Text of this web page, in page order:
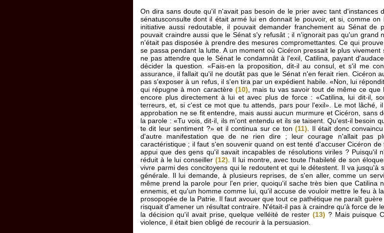
On dira sans doute qu'il n'avait pas besoin de le prier avec tant d'instances
sénatusconsulte dont il était armé lui en donnait le pouvoir, et si, comme
initiative aussi redoutable, il pouvait demander franchement au Sénat de
pouvait craindre aussi que le Sénat s'y refusât ; il n'ignorait pas qu'un grand
n'était pas disposée à prendre des mesures compromettantes. Ce qui
se passa pendant la lutte. A un moment où Cicéron pressait le plus
ne pas attendre que le Sénat le condamnât à l'exil, Catilina, payant
décider la question. «Fais-en la proposition, dit-il au consul, et s'il me
assurance, il fallait qu'il ne doutât pas que le Sénat n'en ferait rien. Cicéron
pas s'exposer à un refus, il s'en tira par un expédient habile. «Non, lui
qui répugne à mon caractère (10) , mais tu vas savoir tout de même ce
encore plus directement à lui et avec plus de force : «Catilina, lui dit-il,
terreurs, et, si c'est ce mot que tu attends, pars pour l'exil». Le mot lâché,
approbation ne se fit entendre, mais aussi aucun murmure et Cicéron, sans
la parole : «Tu vois, dit-il, ils m'ont entendu et ils se taisent. Qu'est-il besoin
te dit leur sentiment ?» et il continua sur ce ton(11) . Il était donc
d'autre manifestation que de ne rien dire ; leur courage n'allait pas
caractéristique ; il faut s'en souvenir quand on est tenté d'accuser Cicéron
appui que des gens qu'il savait incapables de résolutions viriles ? Puisqu'il
réduit à le lui conseiller(12) . Il lui montre, avec toute l'habileté de son
vivre parmi des concitoyens qui le redoutent et qui le détestent. Il va jusqu'à
générale. Il lui demande, à plusieurs reprises, de s'en aller, comme un
même prend la parole pour l'en prier, quoiqu'il sache très bien que Catilina
ennemis, et qu'un homme comme lui, qu'il accuse de vouloir mettre le feu à
prosopopée de la Patrie. Il faut avouer que tout ce pathétique ne paraît
risquait d'amener un résultat contraire. N'était-il pas à craindre qu'à force de
la décision qu'il avait prise, quelque velléité de rester(13) ? Mais puisque
violence, il était bien obligé de recourir à la persuasion.